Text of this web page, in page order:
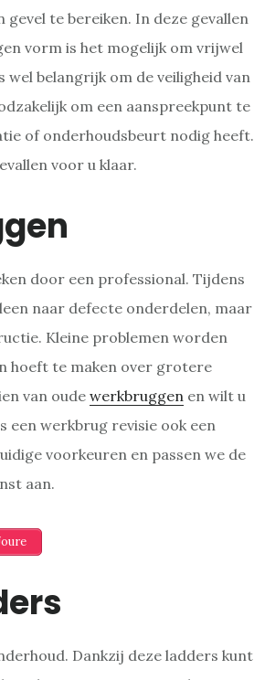
te bereiken. In deze gevallen
vorm is het mogelijk om vrijwel
belangrijk om de veiligheid van
om een aanspreekpunt te
of onderhoudsbeurt nodig heeft.
voor u klaar.
door een professional. Tijdens
naar defecte onderdelen, maar
Kleine problemen worden
hoeft te maken over grotere
van oude werkbruggenen wilt u
een werkbrug revisie ook een
voorkeuren en passen we de
aan.
Dankzij deze ladders kunt